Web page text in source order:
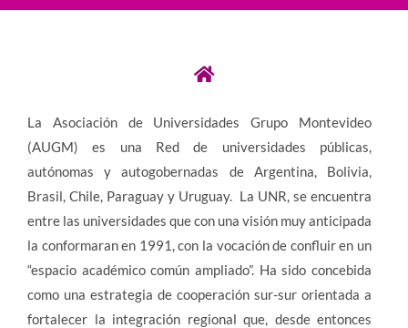
La Asociación de Universidades Grupo Montevideo
(AUGM) es una Red de universidades públicas,
autónomas y autogobernadas de Argentina, Bolivia,
Brasil, Chile, Paraguay y Uruguay. La UNR, se encuentra
entre las universidades que con una visión muy anticipada
la conformaran en 1991, con la vocación de confluir en un
“espacio académico común ampliado”. Ha sido concebida
como una estrategia de cooperación sur-sur orientada a
fortalecer la integración regional que, desde entonces